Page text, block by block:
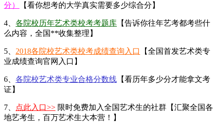
分）
【看你想考的大学真实需要多少综合分】
4、 各院校历年艺术类校考考题库 【告诉你往年艺考都考些什
么内容，全国**收集整理】
5、 2018各院校艺术类校考成绩查询入口
【全国首发艺术类专
业成绩查询官网入口】
6、 各院校艺术类专业合格分数线 【看历年多少分才能拿文考
证】
7、 点此入口>> 限时免费加入全国艺术生的社群【汇聚全国各
地艺考生，百万艺术生大本营！】